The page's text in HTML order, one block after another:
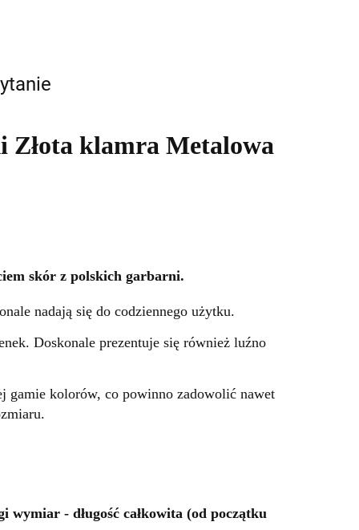
Złota klamra Metalowa
skór z polskich garbarni.
nadają się do codziennego użytku.
Doskonale prezentuje się również luźno
gamie kolorów, co powinno zadowolić nawet
- długość całkowita (od początku